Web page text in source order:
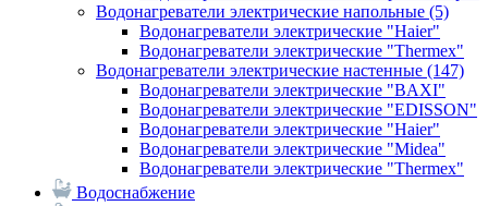
Водонагреватели электрические напольные (5)
Водонагреватели электрические "Haier"
Водонагреватели электрические "Thermex"
Водонагреватели электрические настенные (147)
Водонагреватели электрические "BAXI"
Водонагреватели электрические "EDISSON"
Водонагреватели электрические "Haier"
Водонагреватели электрические "Midea"
Водонагреватели электрические "Thermex"
Водоснабжение